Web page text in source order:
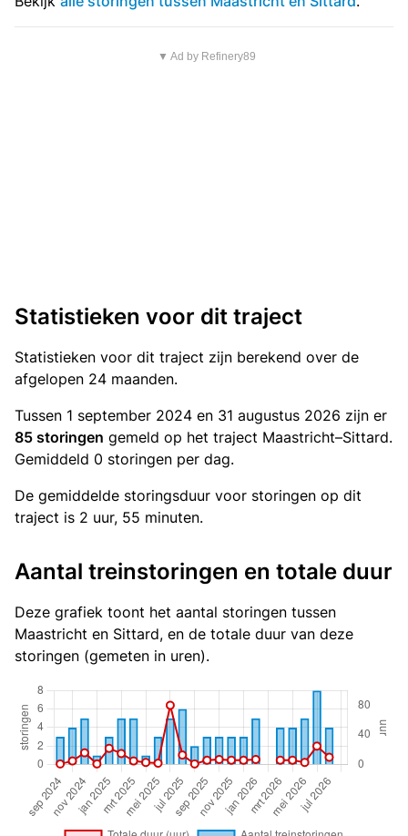
▼ Ad by Refinery89
Statistieken voor dit traject
Statistieken voor dit traject zijn berekend over de
afgelopen 24 maanden.
Tussen 1 september 2024 en 31 augustus 2026 zijn er
85 storingen gemeld op het traject Maastricht–Sittard.
Gemiddeld 0 storingen per dag.
De gemiddelde storingsduur voor storingen op dit
traject is 2 uur, 55 minuten.
Aantal treinstoringen en totale duur
Deze grafiek toont het aantal storingen tussen
Maastricht en Sittard, en de totale duur van deze
storingen (gemeten in uren).